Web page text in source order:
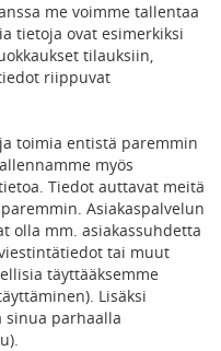
me voimme tallentaa
tietoja ovat esimerkiksi
tilauksiin,
riippuvat
toimia entistä paremmin
myös
Tiedot auttavat meitä
Asiakaspalvelun
olla mm. asiakassuhdetta
tai muut
täyttääksemme
Lisäksi
sinua parhaalla